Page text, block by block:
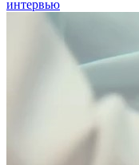
интервью